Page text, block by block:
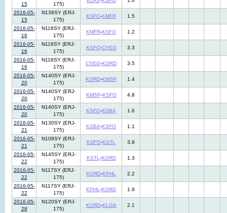
15
175)
2016-05-
15
N139SY (ERJ-
175)
KSFO-KMFR 1.5
2016-05-
16
N118SY (ERJ-
175)
KMFR-KSFO 1.2
2016-05-
16
N118SY (ERJ-
175)
KSFO-CYEG 3.3
2016-05-
16
N118SY (ERJ-
175)
CYEG-KORD 3.5
2016-05-
20
N140SY (ERJ-
175)
KORD-KMSP 1.4
2016-05-
20
N140SY (ERJ-
175)
KMSP-KSFO 4.8
2016-05-
20
N140SY (ERJ-
175)
KSFO-KSBA 1.6
2016-05-
21
N130SY (ERJ-
175)
KSBA-KSFO 1.1
2016-05-
21
N109SY (ERJ-
175)
KSFO-KSTL 3.8
2016-05-
22
N145SY (ERJ-
175)
KSTL -KORD 1.3
2016-05-
22
N117SY (ERJ-
175)
KORD-KPHL 2.2
2016-05-
22
N117SY (ERJ-
175)
KPHL -KORD 1.9
2016-05-
28
N120SY (ERJ-
175)
KORD-KLGA 2.1